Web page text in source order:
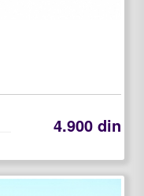
4.900 din